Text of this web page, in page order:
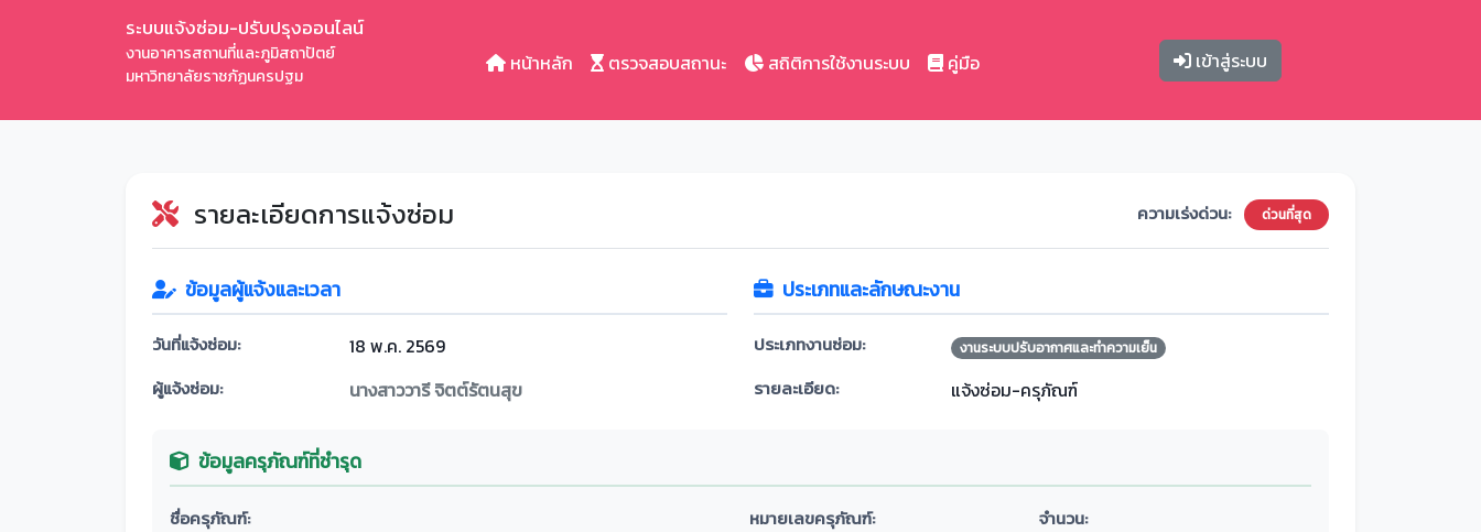
ระบบแจ้งซ่อม-ปรับปรุงออนไลน์
งานอาคารสถานที่และภูมิสถาปัตย์
มหาวิทยาลัยราชภัฏนครปฐม
หน้าหลัก ตรวจสอบสถานะ สถิติการใช้งานระบบ คู่มือ เข้าสู่ระบบ
รายละเอียดการแจ้งซ่อม ความเร่งด่วน: ด่วนที่สุด
ข้อมูลผู้แจ้งและเวลา
วันที่แจ้งซ่อม: 18 พ.ค. 2569
ผู้แจ้งซ่อม: นางสาววารี จิตต์รัตนสุข
ประเภทและลักษณะงาน
ประเภทงานซ่อม: งานระบบปรับอากาศและทำความเย็น
รายละเอียด: แจ้งซ่อม-ครุภัณฑ์
ข้อมูลครุภัณฑ์ที่ชำรุด
ชื่อครุภัณฑ์: หมายเลขครุภัณฑ์: จำนวน: